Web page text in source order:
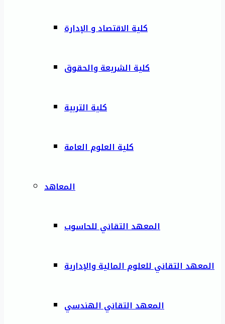
كلية الاقتصاد و الإدارة
كلية الشريعة والحقوق
كلية التربية
كلية العلوم العامة
المعاهد
المعهد التقاني للحاسوب
المعهد التقاني للعلوم المالية والإدارية
المعهد التقاني الهندسي